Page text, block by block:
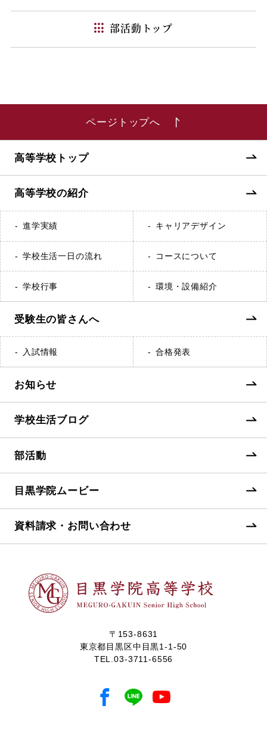
部活動トップ
ページトップへ
高等学校トップ
高等学校の紹介
進学実績 キャリアデザイン
学校生活一日の流れ コースについて
学校行事 環境・設備紹介
受験生の皆さんへ
入試情報 合格発表
お知らせ
学校生活ブログ
部活動
目黒学院ムービー
資料請求・お問い合わせ
〒153-8631
東京都目黒区中目黒1-1-50
TEL.03-3711-6556